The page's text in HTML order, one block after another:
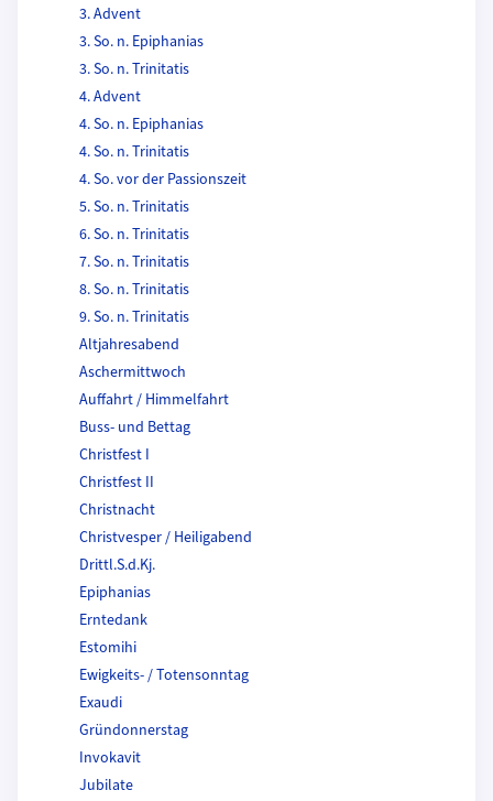
3. Advent
3. So. n. Epiphanias
3. So. n. Trinitatis
4. Advent
4. So. n. Epiphanias
4. So. n. Trinitatis
4. So. vor der Passionszeit
5. So. n. Trinitatis
6. So. n. Trinitatis
7. So. n. Trinitatis
8. So. n. Trinitatis
9. So. n. Trinitatis
Altjahresabend
Aschermittwoch
Auffahrt / Himmelfahrt
Buss- und Bettag
Christfest I
Christfest II
Christnacht
Christvesper / Heiligabend
Drittl.S.d.Kj.
Epiphanias
Erntedank
Estomihi
Ewigkeits- / Totensonntag
Exaudi
Gründonnerstag
Invokavit
Jubilate